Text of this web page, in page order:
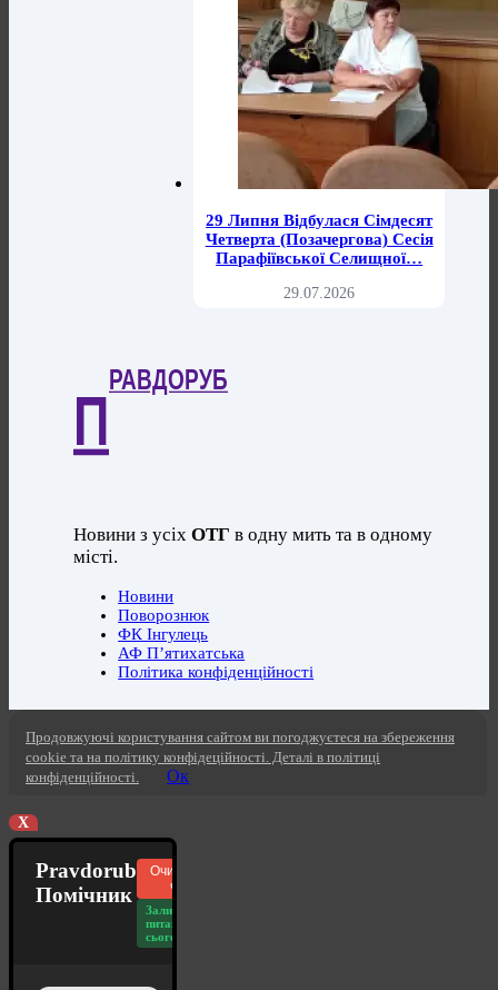
29 Липня Відбулася Сімдесят
Четверта (позачергова) Сесія
Парафіївської Селищної…
29.07.2026
П
РАВДОРУБ
Новини з усіхОТГ в одну мить та в одному
місті.
Новини
Поворознюк
ФК Інгулець
АФ П’ятихатська
Політика конфіденційності
Продовжуючі користування сайтом ви погоджуєтеся на збереження
cookie та на політику конфідеційності. Деталі в політиці
конфіденційності.
Ок
X
Pravdorub
Помічник
Очистити
чат
Залишилось
питань
сьогодні: 20